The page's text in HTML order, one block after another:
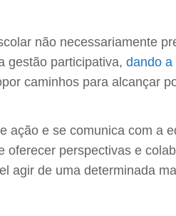
não necessariamente
gestão participativa, dando a
caminhos para alcançar
ação e se comunica com a
oferecer perspectivas e
agir de uma determinada